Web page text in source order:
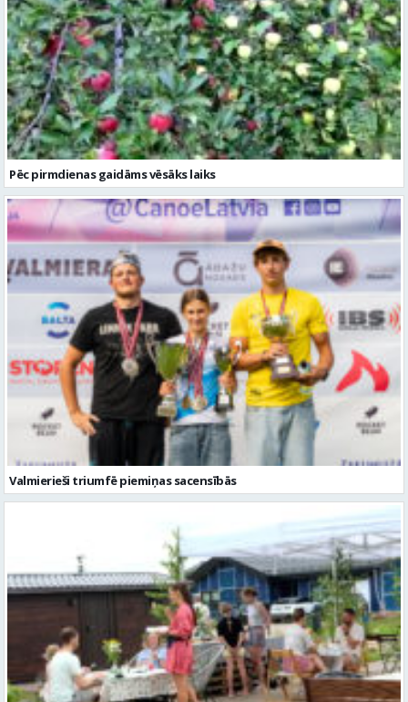
Pēc pirmdienas gaidāms vēsāks laiks
Valmierieši triumfē piemiņas sacensībās